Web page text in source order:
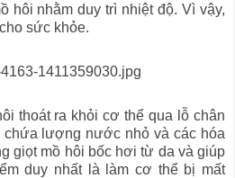
hôi nhằm duy trì nhiệt độ. Vì vậy,
sức khỏe.
thoát ra khỏi cơ thể qua lỗ chân
chứa lượng nước nhỏ và các hóa
giọt mồ hôi bốc hơi từ da và giúp
duy nhất là làm cơ thể bị mất